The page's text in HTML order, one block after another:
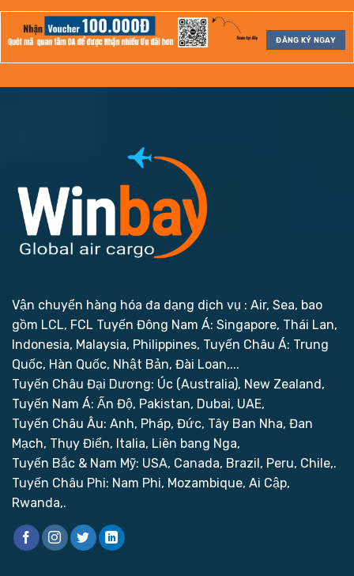
ĐĂNG KÝ NGAY
Vận chuyển hàng hóa đa dạng dịch vụ : Air, Sea, bao
gồm LCL, FCL Tuyến Đông Nam Á: Singapore, Thái Lan,
Indonesia, Malaysia, Philippines, Tuyến Châu Á: Trung
Quốc, Hàn Quốc, Nhật Bản, Đài Loan,...
Tuyến Châu Đại Dương: Úc (Australia), New Zealand,
Tuyến Nam Á: Ấn Độ, Pakistan, Dubai, UAE,
Tuyến Châu Âu: Anh, Pháp, Đức, Tây Ban Nha, Đan
Mạch, Thụy Điển, Italia, Liên bang Nga,
Tuyến Bắc & Nam Mỹ: USA, Canada, Brazil, Peru, Chile,.
Tuyến Châu Phi: Nam Phi, Mozambique, Ai Cập,
Rwanda,.